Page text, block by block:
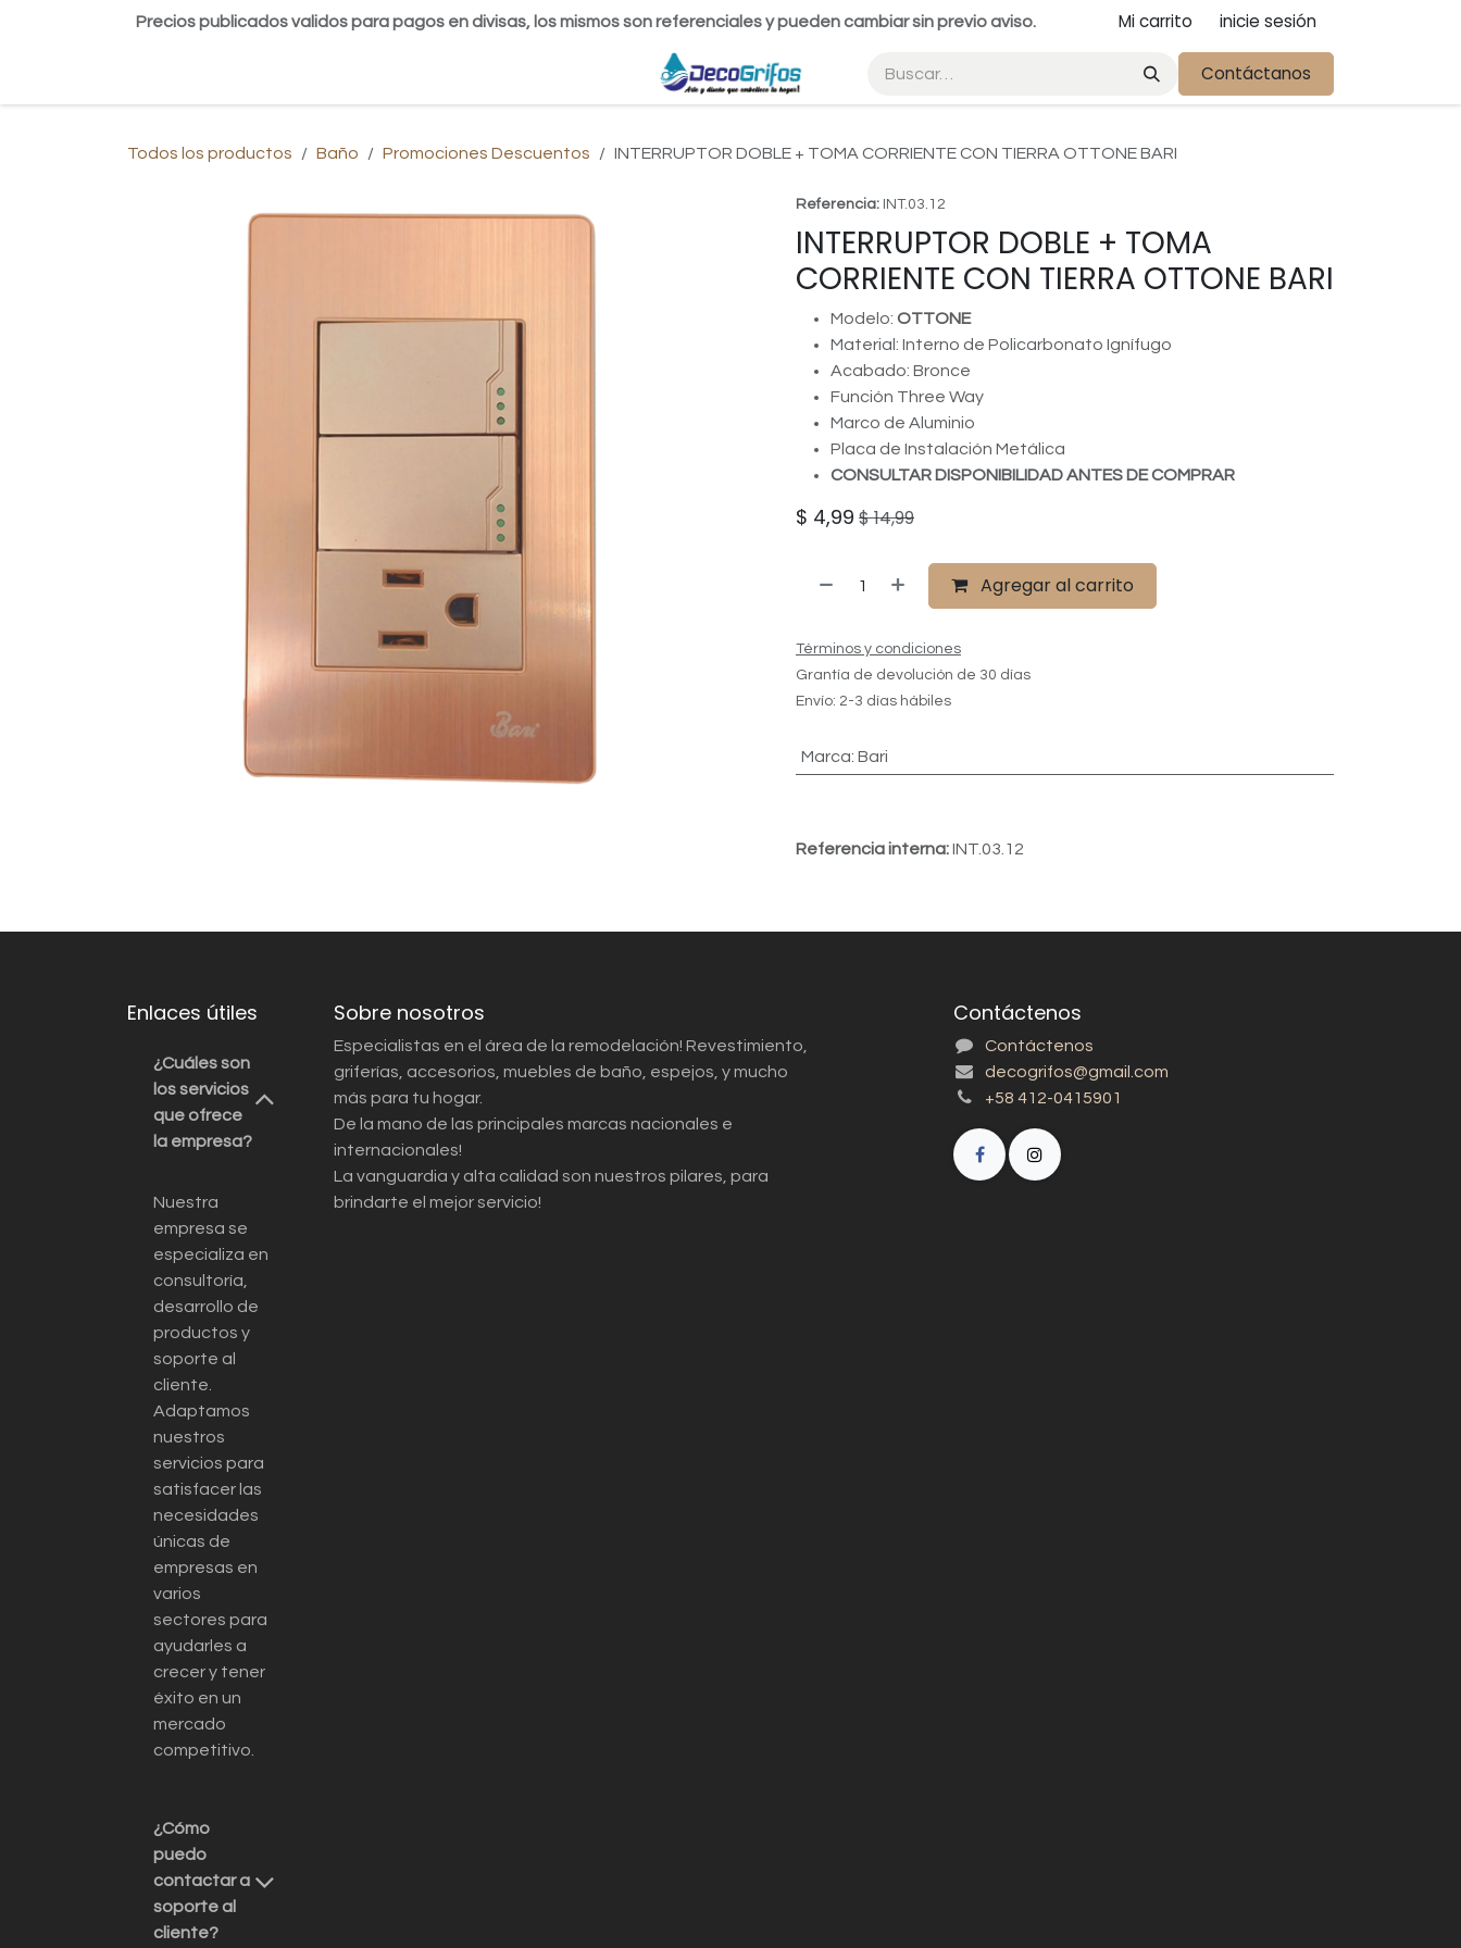
Precios publicados validos para pagos en divisas, los mismos son referenciales y pueden cambiar sin previo aviso. Mi carrito inicie sesión
Contáctanos
Todos los productos Baño Promociones Descuentos INTERRUPTOR DOBLE + TOMA CORRIENTE CON TIERRA OTTONE BARI
Referencia: INT.03.12
INTERRUPTOR DOBLE + TOMA
CORRIENTE CON TIERRA OTTONE BARI
Modelo: OTTONE
Material: Interno de Policarbonato Ignífugo
Acabado: Bronce
Función Three Way
Marco de Aluminio
Placa de Instalación Metálica
CONSULTAR DISPONIBILIDAD ANTES DE COMPRAR
$ 4,99 $14,99
Agregar al carrito
Términos y condiciones
Grantía de devolución de 30 días
Envío: 2-3 días hábiles
Marca: Bari
Referencia interna:INT.03.12
Enlaces útiles
¿Cuáles son
los servicios
que ofrece
la empresa?
Nuestra
empresa se
especializa en
consultoría,
desarrollo de
productos y
soporte al
cliente.
Adaptamos
nuestros
servicios para
satisfacer las
necesidades
únicas de
empresas en
varios
sectores para
ayudarles a
crecer y tener
éxito en un
mercado
competitivo.
¿Cómo
puedo
contactar a
soporte al
cliente?
Sobre nosotros
Especialistas en el área de la remodelación! Revestimiento,
griferías, accesorios, muebles de baño, espejos, y mucho
más para tu hogar.
De la mano de las principales marcas nacionales e
internacionales!
La vanguardia y alta calidad son nuestros pilares, para
brindarte el mejor servicio!
Contáctenos
Contáctenos
decogrifos@gmail.com
+58 412-0415901